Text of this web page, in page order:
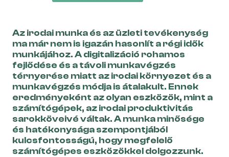
Az irodai munka és az üzleti tevékenység
ma már nem is igazán hasonlít a régi idők
munkájához. A digitalizáció rohamos
fejlődése és a távoli munkavégzés
térnyerése miatt az irodai környezet és a
munkavégzés módja is átalakult. Ennek
eredményeként az olyan eszközök, mint a
számítógépek, az irodai produktivitás
sarokköveivé váltak. A munka minősége
és hatékonysága szempontjából
kulcsfontosságú, hogy megfelelő
számítógépes eszközökkel dolgozzunk.